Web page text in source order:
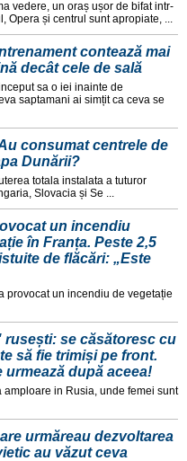
vedere, un oraș ușor de bifat intr-
Opera și centrul sunt apropiate, ...
contează mai
decât cele de sală
sa o iei inainte de
saptamani ai simțit ca ceva se
consumat centrele de
Dunării?
totala instalata a tuturor
Slovacia și Se ...
un incendiu
în Franța. Peste 2,5
de flăcări: „Este
provocat un incendiu de vegetație
rusești: se căsătoresc cu
să fie trimiși pe front.
urmează după aceea!
in Rusia, unde femei sunt
urmăreau dezvoltarea
au văzut ceva